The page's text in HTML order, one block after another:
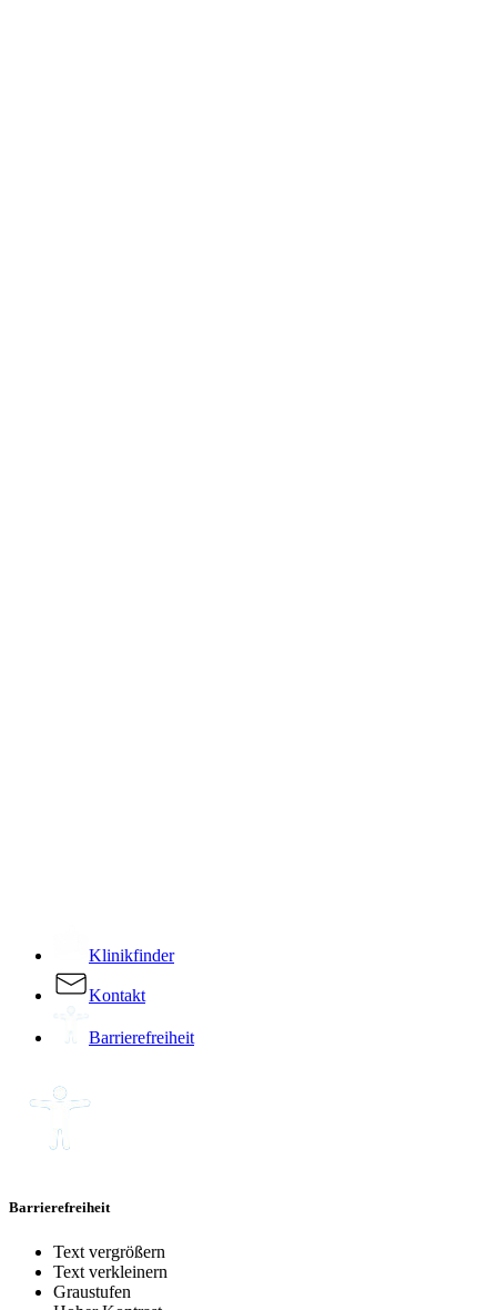
Klinikfinder
Kontakt
Barrierefreiheit
Barrierefreiheit
Text vergrößern
Text verkleinern
Graustufen